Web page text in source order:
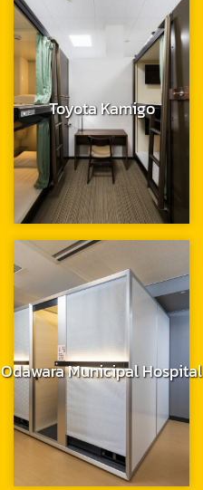
Toyota Kamigo
Odawara Municipal Hospital